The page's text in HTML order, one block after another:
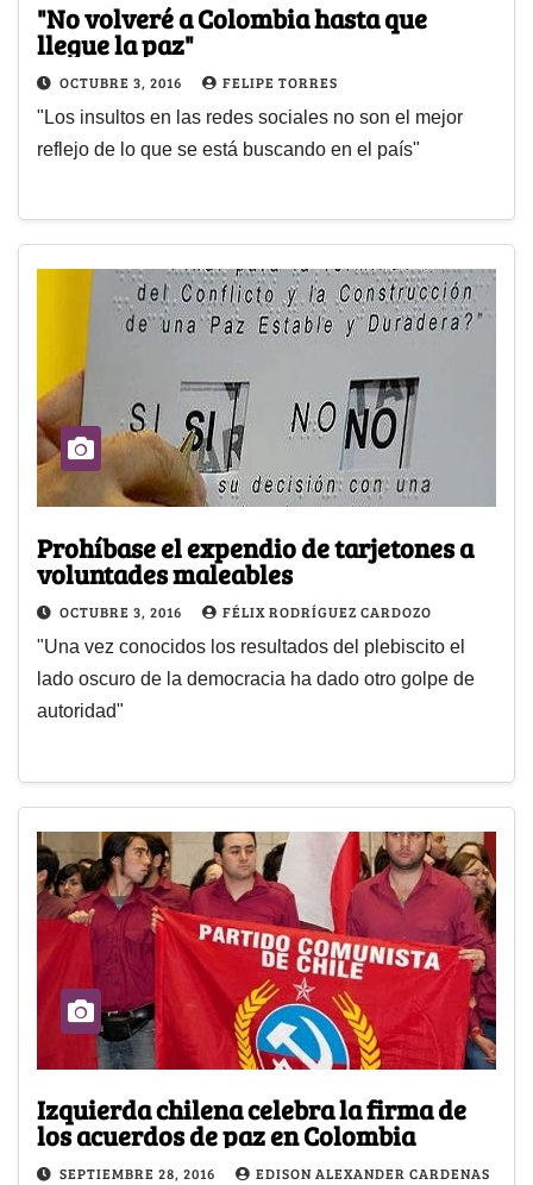
"No volveré a Colombia hasta que
llegue la paz"
OCTUBRE 3, 2016 FELIPE TORRES
"Los insultos en las redes sociales no son el mejor
reflejo de lo que se está buscando en el país"
Prohíbase el expendio de tarjetones a
voluntades maleables
OCTUBRE 3, 2016 FÉLIX RODRÍGUEZ CARDOZO
"Una vez conocidos los resultados del plebiscito el
lado oscuro de la democracia ha dado otro golpe de
autoridad"
Izquierda chilena celebra la firma de
los acuerdos de paz en Colombia
SEPTIEMBRE 28, 2016
EDISON ALEXANDER CARDENAS